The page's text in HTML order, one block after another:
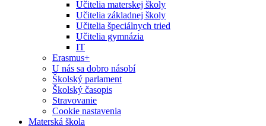
Učitelia materskej školy
Učitelia základnej školy
Učitelia špeciálnych tried
Učitelia gymnázia
IT
Erasmus+
U nás sa dobro násobí
Školský parlament
Školský časopis
Stravovanie
Cookie nastavenia
Materská škola